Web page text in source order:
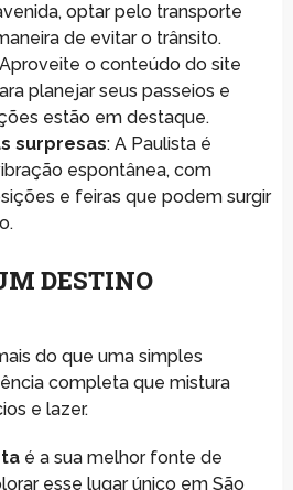
optar pelo transporte
de evitar o trânsito.
o conteúdo do site
planejar seus passeios e
estão em destaque.
surpresas: A Paulista é
espontânea, com
e feiras que podem surgir
DESTINO
do que uma simples
completa que mistura
e lazer.
é a sua melhor fonte de
esse lugar único em São